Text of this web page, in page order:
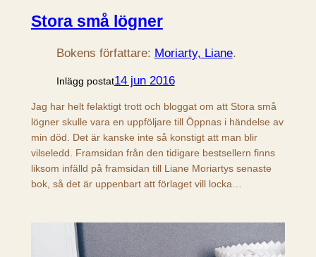
Stora små lögner
Bokens författare: Moriarty, Liane.
Inlägg postat14 jun 2016
Jag har helt felaktigt trott och bloggat om att Stora små
lögner skulle vara en uppföljare till Öppnas i händelse av
min död. Det är kanske inte så konstigt att man blir
vilseledd. Framsidan från den tidigare bestsellern finns
liksom infälld på framsidan till Liane Moriartys senaste
bok, så det är uppenbart att förlaget vill locka…